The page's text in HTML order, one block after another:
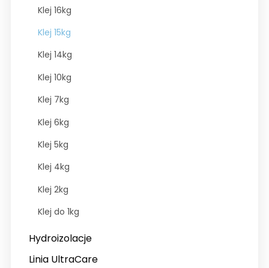
Klej 16kg
Klej 15kg
Klej 14kg
Klej 10kg
Klej 7kg
Klej 6kg
Klej 5kg
Klej 4kg
Klej 2kg
Klej do 1kg
Hydroizolacje
Linia UltraCare